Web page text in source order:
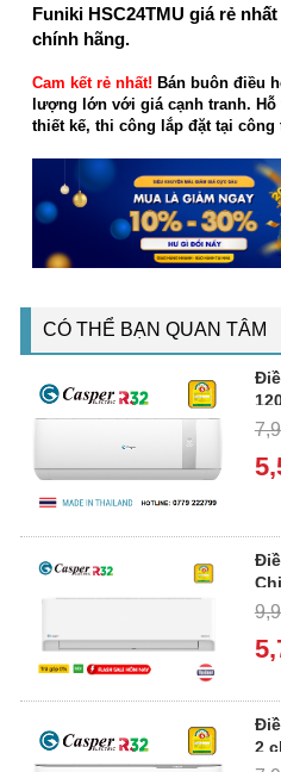
Funiki HSC24TMU giá rẻ
chính hãng.
Cam kết rẻ nhất! Bán buôn điều
lượng lớn với giá cạnh tranh.
thiết kế, thi công lắp đặt tại công
CÓ THỂ BẠN QUAN TÂM
2